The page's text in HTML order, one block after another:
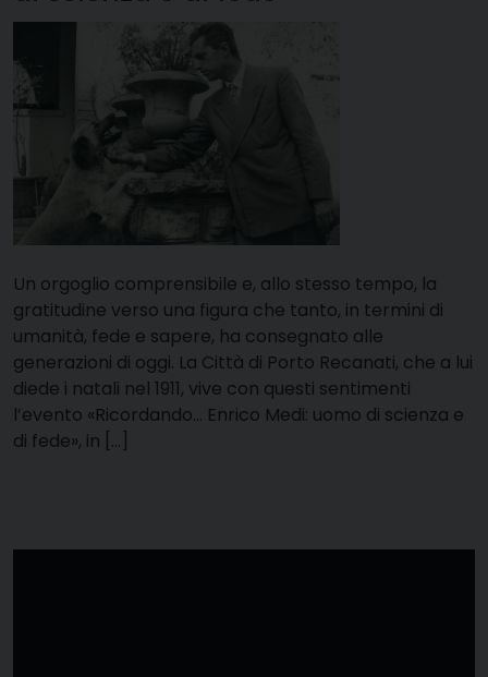
Un orgoglio comprensibile e, allo stesso tempo, la
gratitudine verso una figura che tanto, in termini di
umanità, fede e sapere, ha consegnato alle
generazioni di oggi. La Città di Porto Recanati, che a lui
diede i natali nel 1911, vive con questi sentimenti
l’evento «Ricordando… Enrico Medi: uomo di scienza e
di fede», in […]